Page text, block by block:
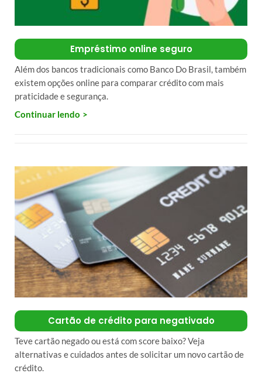
Empréstimo online seguro
Além dos bancos tradicionais como Banco Do Brasil, também
existem opções online para comparar crédito com mais
praticidade e segurança.
Continuar lendo
Cartão de crédito para negativado
Teve cartão negado ou está com score baixo? Veja
alternativas e cuidados antes de solicitar um novo cartão de
crédito.